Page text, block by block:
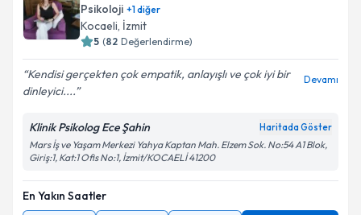
Psikoloji +1diğer
Kocaeli, İzmit
5 (82 Değerlendirme)
Kendisi gerçekten çok empatik, anlayışlı ve çok iyi bir
dinleyici....
Devamı
Klinik Psikolog Ece Şahin Haritada Göster
Mars İş ve Yaşam Merkezi Yahya Kaptan Mah. Elzem Sok. No:54 A1 Blok,
Giriş:1, Kat:1 Ofis No:1, İzmit/KOCAELİ 41200
En Yakın Saatler